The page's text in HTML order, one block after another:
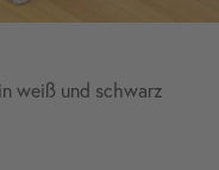
weiß und schwarz